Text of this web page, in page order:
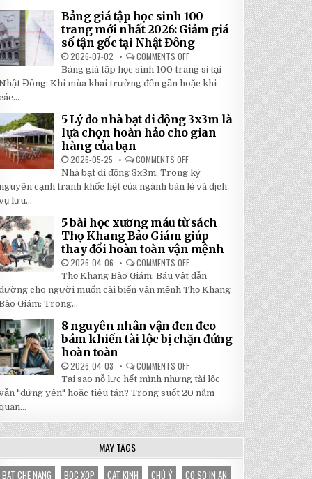
IN
HÌNH
THEO
YÊU
CẦU
CHẤT
CAO,
GIÁ
RẺ
Bảng giá tập học sinh 100
trang mới nhất 2026: Giảm giá
số tận gốc tại Nhật Đông
2026-07-02 COMMENTS OFF
BẢNG
GIÁ
TẬP
HỌC
TRANG
MỚI
NHẤT
2026:
TẬN
GỐC
TẠI
Bảng giá tập học sinh 100 trang sỉ tại
Đông: Khi mùa khai trường đến gần hoặc khi
5 Lý do nhà bạt di động 3x3m là
lựa chọn hoàn hảo cho gian
hàng của bạn
2026-05-25 COMMENTS OFF
5
LÝ
DO
NHÀ
ĐỘNG
3X3M
LÀ
LỰA
CHỌN
HOÀN
HẢO
CHO
GIAN
HÀNG
Nhà bạt di động 3x3m: Trong kỷ
cạnh tranh khốc liệt của ngành bán lẻ và dịch
lưu...
5 bài học xương máu từ sách
Thọ Khang Bảo Giám giúp
thay đổi hoàn toàn vận mệnh
2026-04-06 COMMENTS OFF
5
BÀI
HỌC
XƯƠNG
SÁCH
THỌ
KHANG
BẢO
ĐỔI
HOÀN
TOÀN
Thọ Khang Bảo Giám: Báu vật dẫn
cho người muốn cải biến vận mệnh Thọ Khang
Giám: Trong...
8 nguyên nhân vận đen đeo
bám khiến tài lộc bị chặn đứng
hoàn toàn
2026-04-03 COMMENTS OFF
NGUYÊN
NHÂN
VẬN
BÁM
KHIẾN
TÀI
BỊ
CHẶN
ĐỨNG
Tại sao nỗ lực hết mình nhưng tài lộc
"đứng yên" hoặc tiêu tán? Trong suốt 20 năm
MAY TAGS
BAT CHE NANG BOC XOP CAT KINH CHÚ Ý
CO SO IN AN